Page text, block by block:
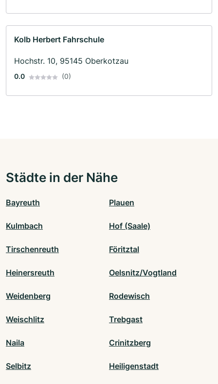
Kolb Herbert Fahrschule
Hochstr. 10, 95145 Oberkotzau
0.0 (0)
Städte in der Nähe
Bayreuth Plauen
Kulmbach Hof (Saale)
Tirschenreuth Föritztal
Heinersreuth Oelsnitz/Vogtland
Weidenberg Rodewisch
Weischlitz Trebgast
Naila Crinitzberg
Selbitz Heiligenstadt